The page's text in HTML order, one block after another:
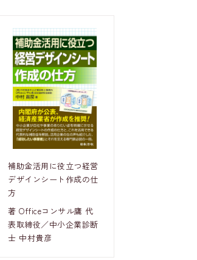
補助金活用に役立つ経営
デザインシート作成の仕
方
著 Officeコンサル鷹 代
表取締役／中小企業診断
士 中村貴彦